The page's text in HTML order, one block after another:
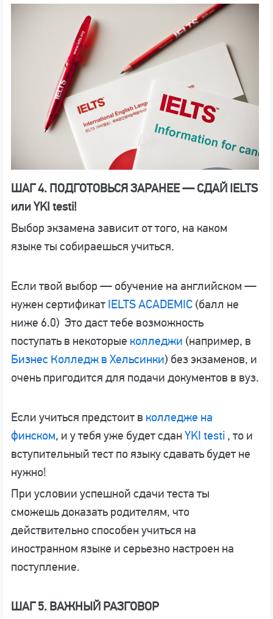
ШАГ 4. ПОДГОТОВЬСЯ ЗАРАНЕЕ — СДАЙ IELTS
или YKI testi!
Выбор экзамена зависит от того, на каком
языке ты собираешься учиться.
Если твой выбор — обучение на английском —
нужен сертификат IELTS ACADEMIC (балл не
ниже 6.0) Это даст тебе возможность
поступать в некоторые колледжи (например, в
Бизнес Колледж в Хельсинки) без экзаменов, и
очень пригодится для подачи документов в вуз.
Если учиться предстоит в колледже на
финском, и у тебя уже будет сдан YKI testi , то и
вступительный тест по языку сдавать будет не
нужно!
При условии успешной сдачи теста ты
сможешь доказать родителям, что
действительно способен учиться на
иностранном языке и серьезно настроен на
поступление.
ШАГ 5. ВАЖНЫЙ РАЗГОВОР